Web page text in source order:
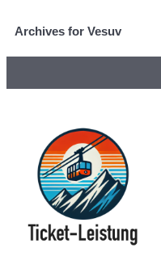
Archives for Vesuv